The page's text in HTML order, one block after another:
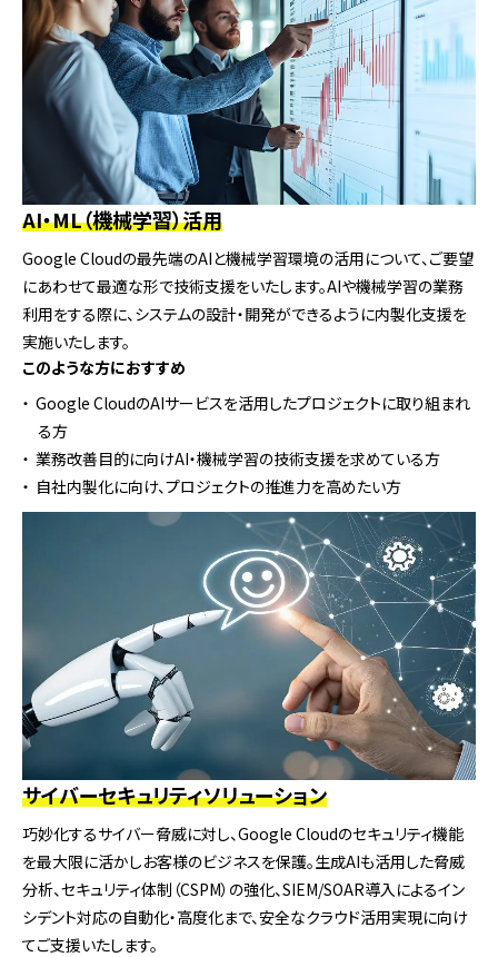
AI・ML（機械学習）活用
Google Cloudの最先端のAIと機械学習環境の活用について、ご要望
にあわせて最適な形で技術支援をいたします。AIや機械学習の業務
利用をする際に、システムの設計・開発ができるように内製化支援を
実施いたします。
このような方におすすめ
Google CloudのAIサービスを活用したプロジェクトに取り組まれ
る方
業務改善目的に向けAI・機械学習の技術支援を求めている方
自社内製化に向け、プロジェクトの推進力を高めたい方
サイバーセキュリティソリューション
巧妙化するサイバー脅威に対し、Google Cloudのセキュリティ機能
を最大限に活かしお客様のビジネスを保護。生成AIも活用した脅威
分析、セキュリティ体制（CSPM）の強化、SIEM/SOAR導入によるイン
シデント対応の自動化・高度化まで、安全なクラウド活用実現に向け
てご支援いたします。